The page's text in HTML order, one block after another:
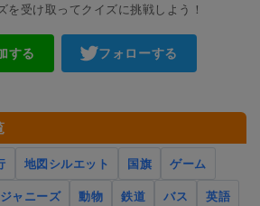
を受け取ってクイズに挑戦しよう！
する フォローする
地図シルエット 国旗
ゲーム
ジャニーズ 動物 鉄道 バス
英語